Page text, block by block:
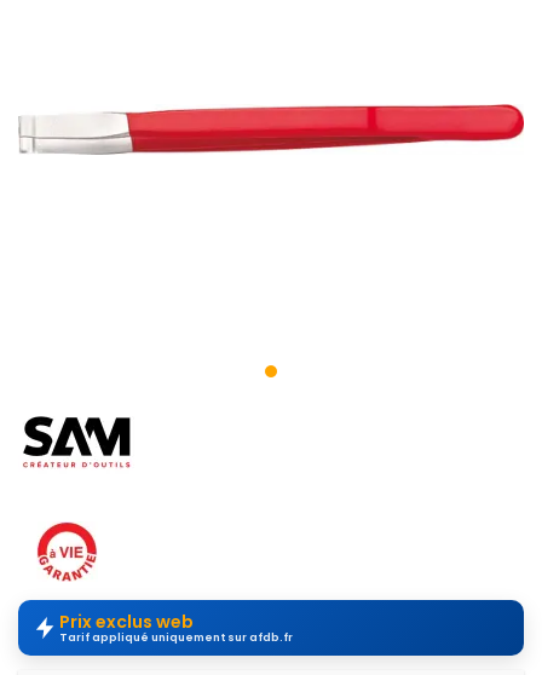
Prix exclus web
Tarif appliqué uniquement sur afdb.fr